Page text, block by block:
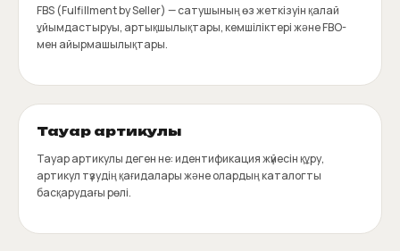
FBS (Fulfillment by Seller) — сатушының өз жеткізуін қалай
ұйымдастыруы, артықшылықтары, кемшіліктері және FBO-
мен айырмашылықтары.
Тауар артикулы
Тауар артикулы деген не: идентификация жүйесін құру,
артикул түзудің қағидалары және олардың каталогты
басқарудағы рөлі.